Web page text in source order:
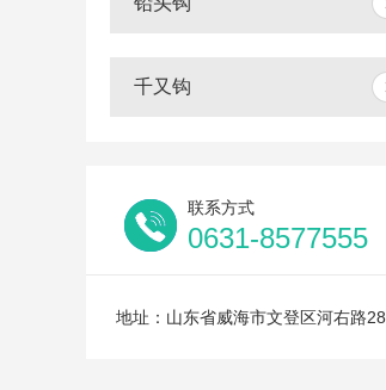
千又钩
联系方式
0631-8577555
地址：山东省威海市文登区河右路